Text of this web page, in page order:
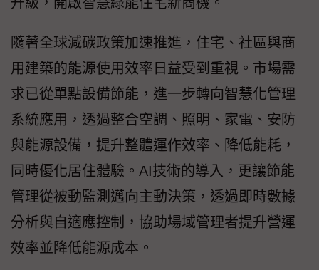
隨著全球減碳政策加速推進，住宅、社區與商
用建築的能源使用效率日益受到重視。市場需
求已從單點設備節能，進一步轉向智慧化管理
系統應用，透過整合空調、照明、家電、安防
與能源設備，提升整體運作效率、降低能耗，
同時優化居住體驗。AI技術的導入，更讓節能
管理從被動監測邁向主動決策，透過即時數據
分析與自適應控制，協助場域管理者提升營運
效率並降低能源成本。